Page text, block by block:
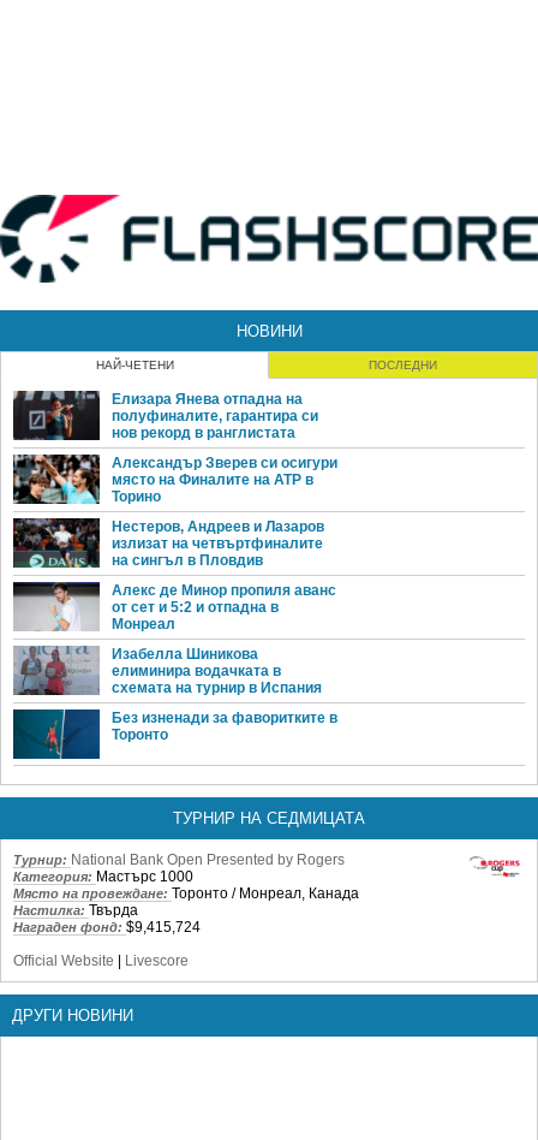
НОВИНИ
НАЙ-ЧЕТЕНИ ПОСЛЕДНИ
Елизара Янева отпадна на
полуфиналите, гарантира си
нов рекорд в ранглистата
Александър Зверев си осигури
място на Финалите на ATP в
Торино
Нестеров, Андреев и Лазаров
излизат на четвъртфиналите
на сингъл в Пловдив
Алекс де Минор пропиля аванс
от сет и 5:2 и отпадна в
Монреал
Изабелла Шиникова
елиминира водачката в
схемата на турнир в Испания
Без изненади за фаворитките в
Торонто
ТУРНИР НА СЕДМИЦАТА
Турнир: National Bank Open Presented by Rogers
Категория: Мастърс 1000
Място на провеждане: Торонто / Монреал, Канада
Настилка: Твърда
Награден фонд: $9,415,724
Official Website | Livescore
ДРУГИ НОВИНИ